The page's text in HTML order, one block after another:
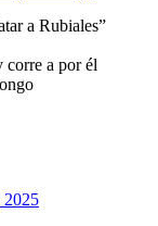
a Rubiales”
corre a por él
2025